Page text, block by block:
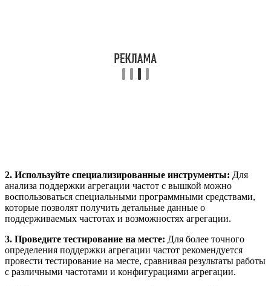
2. Используйте специализированные инструменты: Для
анализа поддержки агрегации частот с вышкой можно
воспользоваться специальными программными средствами,
которые позволят получить детальные данные о
поддерживаемых частотах и возможностях агрегации.
3. Проведите тестирование на месте: Для более точного
определения поддержки агрегации частот рекомендуется
провести тестирование на месте, сравнивая результаты работы
с различными частотами и конфигурациями агрегации.